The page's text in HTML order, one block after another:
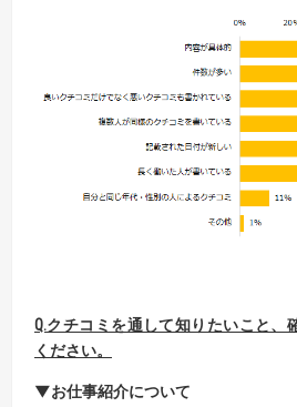
Q.クチコミを通して知りたいこと、
ください。
▼お仕事紹介について